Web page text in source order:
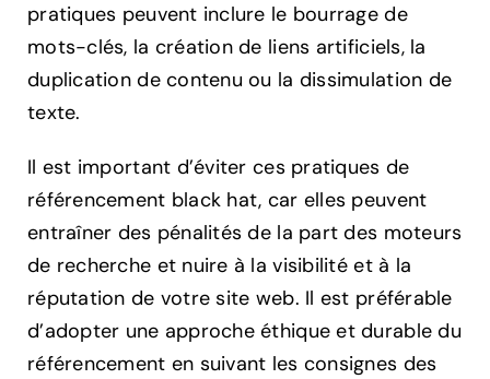
pratiques peuvent inclure le bourrage de
mots-clés, la création de liens artificiels, la
duplication de contenu ou la dissimulation de
texte.
Il est important d’éviter ces pratiques de
référencement black hat, car elles peuvent
entraîner des pénalités de la part des moteurs
de recherche et nuire à la visibilité et à la
réputation de votre site web. Il est préférable
d’adopter une approche éthique et durable du
référencement en suivant les consignes des